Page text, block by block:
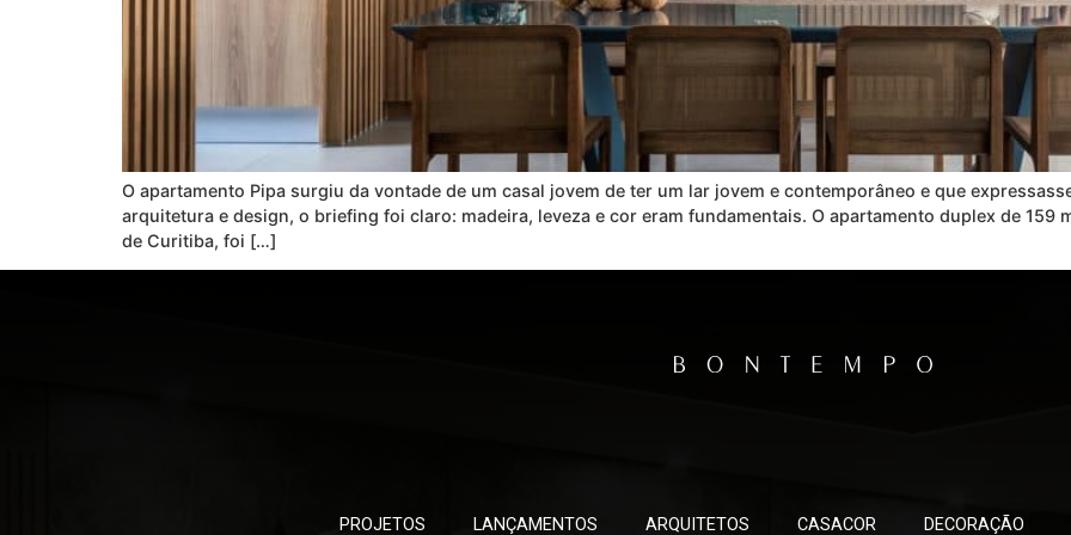
O apartamento Pipa surgiu da vontade de um casal jovem de ter um lar jovem e contemporâneo e que
arquitetura e design, o briefing foi claro: madeira, leveza e cor eram fundamentais. O apartamento duplex de 159
de Curitiba, foi […]
PROJETOS LANÇAMENTOS ARQUITETOS CASACOR DECORAÇÃO